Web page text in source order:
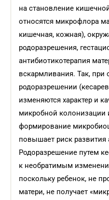
на становление
относятся микрофлора
кишечная, кожная),
родоразрешения,
антибиотикотерапия
вскармливания. Так, при
родоразрешении
изменяются характер и
микробной колонизации
формирование
повышает риск развития
Родоразрешение путем
к необратимым
поскольку ребенок, не
матери, не получает